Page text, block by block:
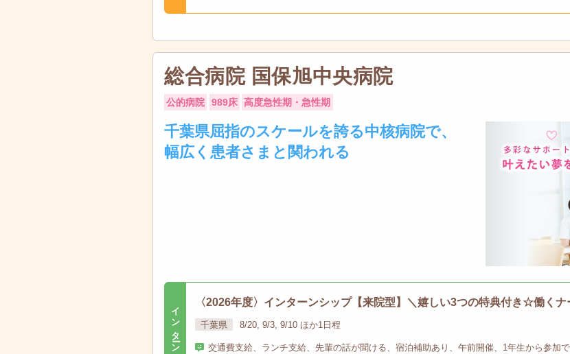
総合病院 国保旭中央病院
公的病院 989床 高度急性期・急性期
千葉県屈指のスケールを誇る中核病院で、
幅広く患者さまと関われる
インターン 〈2026年度〉インターンシップ【来院型】＼嬉しい3つの特典付き☆働く
千葉県 8/20, 9/3, 9/10 ほか1日程
交通費支給、ランチ支給、先輩の話が聞ける、宿泊補助あり、午前開催、1年生から参加